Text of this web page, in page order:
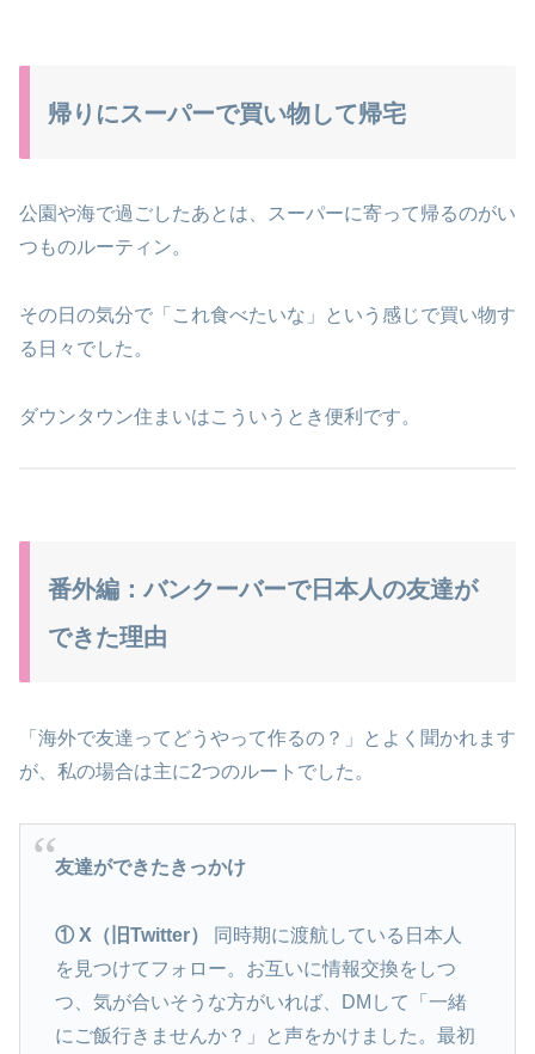
帰りにスーパーで買い物して帰宅
公園や海で過ごしたあとは、スーパーに寄って帰るのがい
つものルーティン。
その日の気分で「これ食べたいな」という感じで買い物す
る日々でした。
ダウンタウン住まいはこういうとき便利です。
番外編：バンクーバーで日本人の友達が
できた理由
「海外で友達ってどうやって作るの？」とよく聞かれます
が、私の場合は主に2つのルートでした。
友達ができたきっかけ
① X（旧Twitter）
同時期に渡航している日本人
を見つけてフォロー。お互いに情報交換をしつ
つ、気が合いそうな方がいれば、DMして「一緒
にご飯行きませんか？」と声をかけました。最初